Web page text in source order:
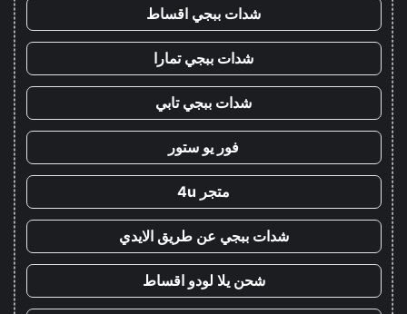
شدات ببجي اقساط
شدات ببجي تمارا
شدات ببجي تابي
فور يو ستور
متجر 4u
شدات ببجي عن طريق الايدي
شحن يلا لودو اقساط